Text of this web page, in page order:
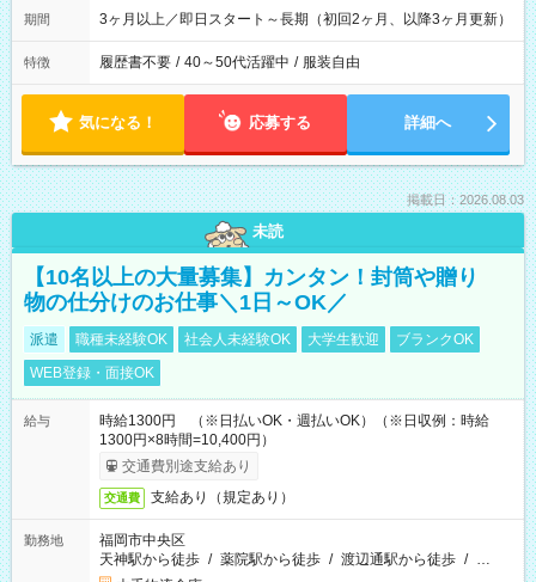
期間 3ヶ月以上／即日スタート～長期（初回2ヶ月、以降3ヶ月更新）
特徴 履歴書不要 / 40～50代活躍中 / 服装自由
気になる！ 応募する 詳細へ
掲載日：2026.08.03
未読
【10名以上の大量募集】カンタン！封筒や贈り
物の仕分けのお仕事＼1日～OK／
派遣 職種未経験OK 社会人未経験OK 大学生歓迎
ブランクOK
WEB登録・面接OK
給与
時給1300円 （※日払いOK・週払いOK）（※日収例：時給
1300円×8時間=10,400円）
交通費別途支給あり
交通費 支給あり（規定あり）
勤務地
福岡市中央区
天神駅から徒歩 / 薬院駅から徒歩 / 渡辺通駅から徒歩 / …